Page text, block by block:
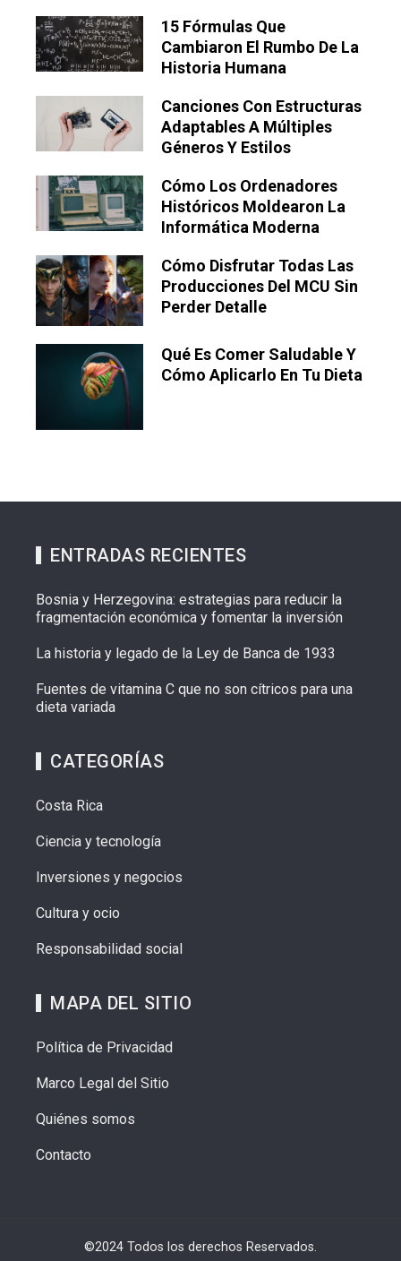
15 Fórmulas Que
Cambiaron El Rumbo De La
Historia Humana
Canciones Con Estructuras
Adaptables A Múltiples
Géneros Y Estilos
Cómo Los Ordenadores
Históricos Moldearon La
Informática Moderna
Cómo Disfrutar Todas Las
Producciones Del MCU Sin
Perder Detalle
Qué Es Comer Saludable Y
Cómo Aplicarlo En Tu Dieta
ENTRADAS RECIENTES
Bosnia y Herzegovina: estrategias para reducir la
fragmentación económica y fomentar la inversión
La historia y legado de la Ley de Banca de 1933
Fuentes de vitamina C que no son cítricos para una
dieta variada
CATEGORÍAS
Costa Rica
Ciencia y tecnología
Inversiones y negocios
Cultura y ocio
Responsabilidad social
MAPA DEL SITIO
Política de Privacidad
Marco Legal del Sitio
Quiénes somos
Contacto
©2024 Todos los derechos Reservados.